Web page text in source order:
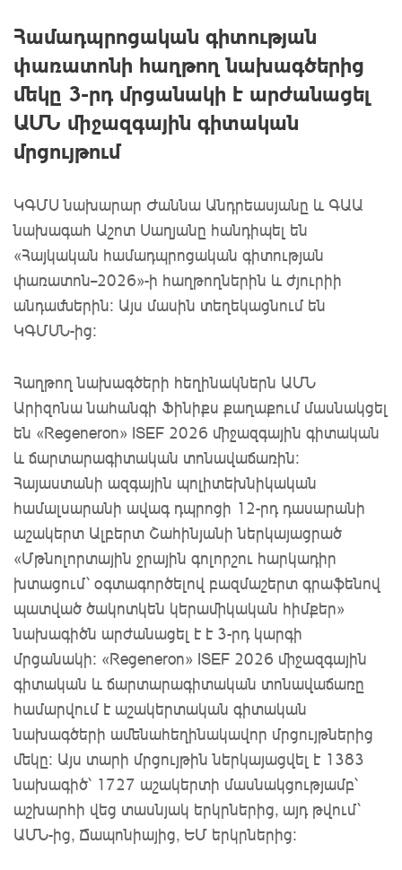
Համադպրոցական գիտության
փառատոնի հաղթող նախագծերից
մեկը 3-րդ մրցանակի է արժանացել
ԱՄՆ միջազգային գիտական
մրցույթում
ԿԳՄՍ նախարար Ժաննա Անդրեասյանը և ԳԱԱ
նախագահ Աշոտ Սաղյանը հանդիպել են
«Հայկական համադպրոցական գիտության
փառատոն–2026»-ի հաղթողներին և ժյուրիի
անդամներին։ Այս մասին տեղեկացնում են
ԿԳՄՍՆ-ից:
Հաղթող նախագծերի հեղինակներն ԱՄՆ
Արիզոնա նահանգի Ֆինիքս քաղաքում մասնակցել
են «Regeneron» ISEF 2026 միջազգային գիտական
և ճարտարագիտական տոնավաճառին։
Հայաստանի ազգային պոլիտեխնիկական
համալսարանի ավագ դպրոցի 12-րդ դասարանի
աշակերտ Ալբերտ Շահինյանի ներկայացրած
«Մթնոլորտային ջրային գոլորշու հարկադիր
խտացում՝ օգտագործելով բազմաշերտ գրաֆենով
պատված ծակոտկեն կերամիկական հիմքեր»
նախագիծն արժանացել է է 3-րդ կարգի
մրցանակի: «Regeneron» ISEF 2026 միջազգային
գիտական և ճարտարագիտական տոնավաճառը
համարվում է աշակերտական գիտական
նախագծերի ամենահեղինակավոր մրցույթներից
մեկը։ Այս տարի մրցույթին ներկայացվել է 1383
նախագիծ՝ 1727 աշակերտի մասնակցությամբ՝
աշխարհի վեց տասնյակ երկրներից, այդ թվում՝
ԱՄՆ-ից, Ճապոնիայից, ԵՄ երկրներից։